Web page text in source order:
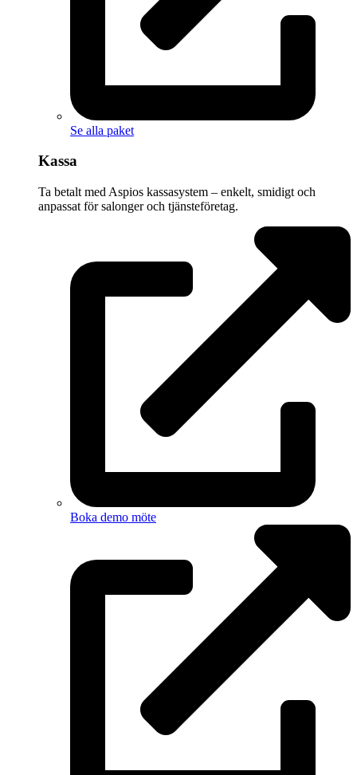
Se alla paket
Kassa
Ta betalt med Aspios kassasystem – enkelt, smidigt och
anpassat för salonger och tjänsteföretag.
Boka demo möte